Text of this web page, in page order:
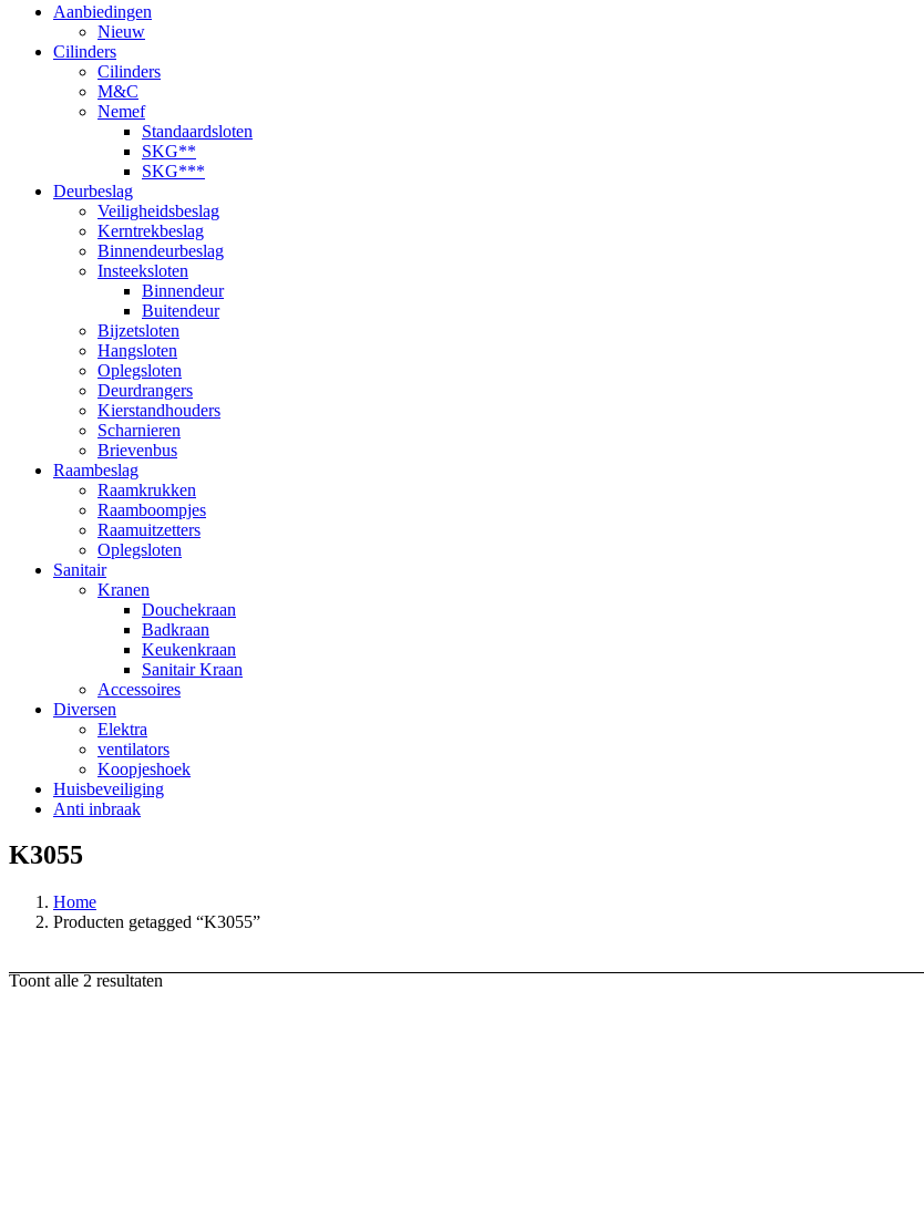
Aanbiedingen
Nieuw
Cilinders
Cilinders
M&C
Nemef
Standaardsloten
SKG**
SKG***
Deurbeslag
Veiligheidsbeslag
Kerntrekbeslag
Binnendeurbeslag
Insteeksloten
Binnendeur
Buitendeur
Bijzetsloten
Hangsloten
Oplegsloten
Deurdrangers
Kierstandhouders
Scharnieren
Brievenbus
Raambeslag
Raamkrukken
Raamboompjes
Raamuitzetters
Oplegsloten
Sanitair
Kranen
Douchekraan
Badkraan
Keukenkraan
Sanitair Kraan
Accessoires
Diversen
Elektra
ventilators
Koopjeshoek
Huisbeveiliging
Anti inbraak
K3055
Home
Producten getagged “K3055”
Toont alle 2 resultaten